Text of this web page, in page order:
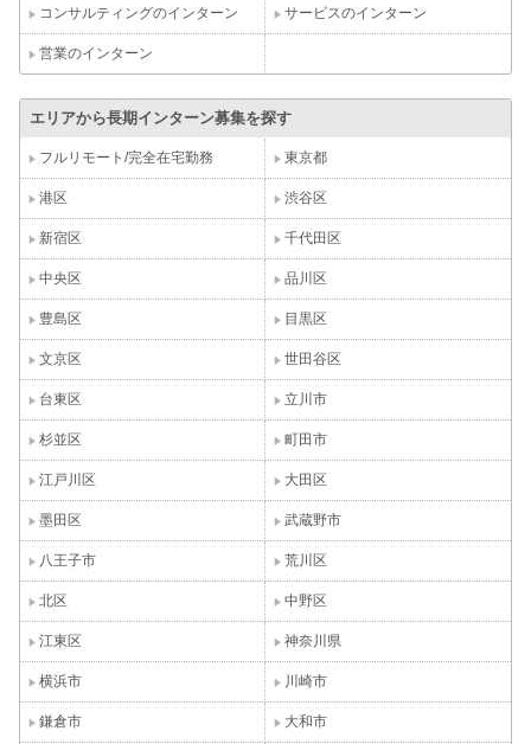
コンサルティングのインターン サービスのインターン
営業のインターン
エリアから長期インターン募集を探す
フルリモート/完全在宅勤務 東京都
港区 渋谷区
新宿区 千代田区
中央区 品川区
豊島区 目黒区
文京区 世田谷区
台東区 立川市
杉並区 町田市
江戸川区 大田区
墨田区 武蔵野市
八王子市 荒川区
北区 中野区
江東区 神奈川県
横浜市 川崎市
鎌倉市 大和市